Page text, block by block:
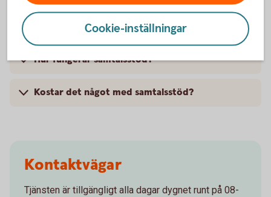
Vad är samtalsstöd?
Hur fungerar samtalsstöd?
Kostar det något med samtalsstöd?
Kontaktvägar
Tjänsten är tillgängligt alla dagar dygnet runt på 08-
Cookie-inställningar